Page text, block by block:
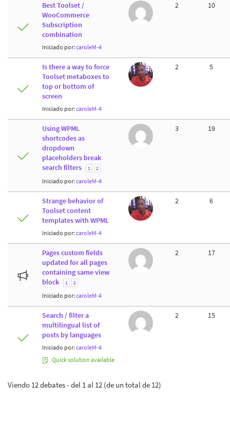
Best Toolset /
WooCommerce
Subscription
combination
Iniciado por: caroleM-4
2 10
Is there a way to force
Toolset metaboxes to
top or bottom of
screen
Iniciado por: caroleM-4
2 5
Using WPML
shortcodes as
dropdown
placeholders break
search filters
1 2
Iniciado por: caroleM-4
3 19
Strange behavior of
Toolset content
templates with WPML
Iniciado por: caroleM-4
2 6
Pages custom fields
updated for all pages
containing same view
block
1 2
Iniciado por: caroleM-4
2 17
Search / filter a
multilingual list of
posts by languages
Iniciado por: caroleM-4
Quick solution available
2 15
Viendo 12 debates - del 1 al 12 (de un total de 12)